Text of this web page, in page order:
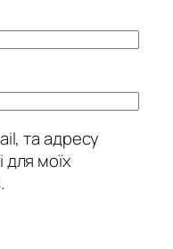
та адресу
для моїх